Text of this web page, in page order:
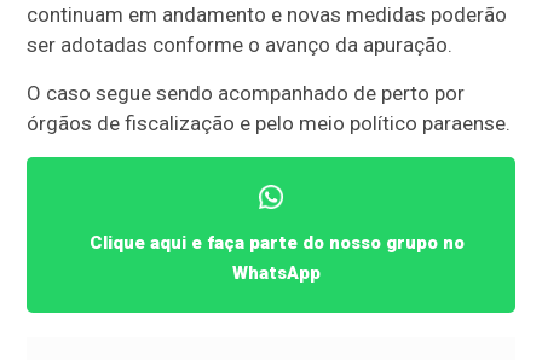
continuam em andamento e novas medidas poderão
ser adotadas conforme o avanço da apuração.
O caso segue sendo acompanhado de perto por
órgãos de fiscalização e pelo meio político paraense.
Clique aqui e faça parte do nosso grupo no
WhatsApp